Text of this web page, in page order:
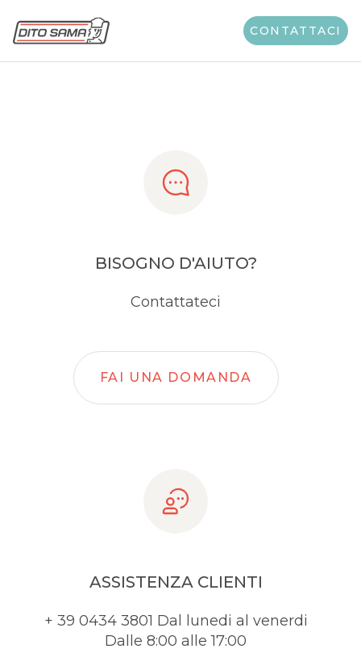
CONTATTACI
Share
BISOGNO D'AIUTO?
Contattateci
FAI UNA DOMANDA
ASSISTENZA CLIENTI
+ 39 0434 3801 Dal lunedi al venerdi
Dalle 8:00 alle 17:00